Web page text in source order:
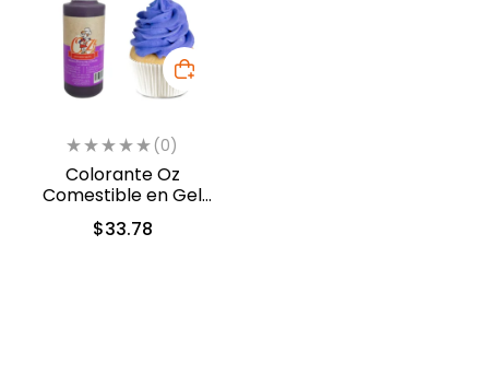
(0)
Colorante Oz
Comestible en Gel
Violeta 60ml (5312)
$33.78